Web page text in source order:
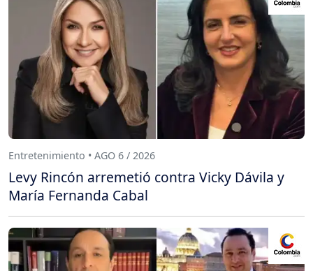
Entretenimiento • AGO 6 / 2026
Levy Rincón arremetió contra Vicky Dávila y
María Fernanda Cabal